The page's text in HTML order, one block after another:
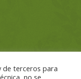
de terceros para
no se